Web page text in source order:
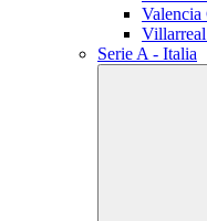
Valencia
Serie A - Italia